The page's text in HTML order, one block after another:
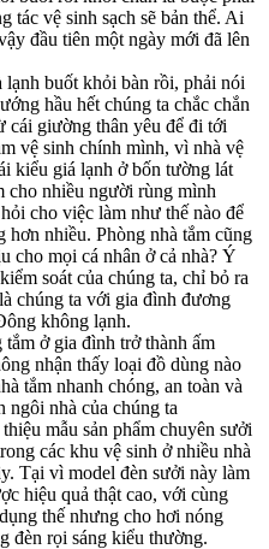
tác vệ sinh sạch sẽ bản thể. Ai
đầu tiên một ngày mới đã lên
lạnh buốt khỏi bàn rồi, phải nói
hầu hết chúng ta chắc chắn
cái giường thân yêu để đi tới
vệ sinh chính mình, vì nhà vệ
kiểu giá lạnh ở bốn tường lát
cho nhiều người rùng mình
cho việc làm như thế nào để
hơn nhiều. Phòng nhà tắm cũng
cho mọi cá nhân ở cả nhà? Ý
soát của chúng ta, chỉ bỏ ra
chúng ta với gia đình đương
không lạnh.
ở gia đình trở thành ấm
nhận thấy loại đồ dùng nào
tắm nhanh chóng, an toàn và
ngôi nhà của chúng ta
mẫu sản phẩm chuyên sưởi
các khu vệ sinh ở nhiều nhà
Tại vì model đèn sưởi này làm
hiệu quả thật cao, với cùng
thế nhưng cho hơi nóng
đèn rọi sáng kiểu thường.